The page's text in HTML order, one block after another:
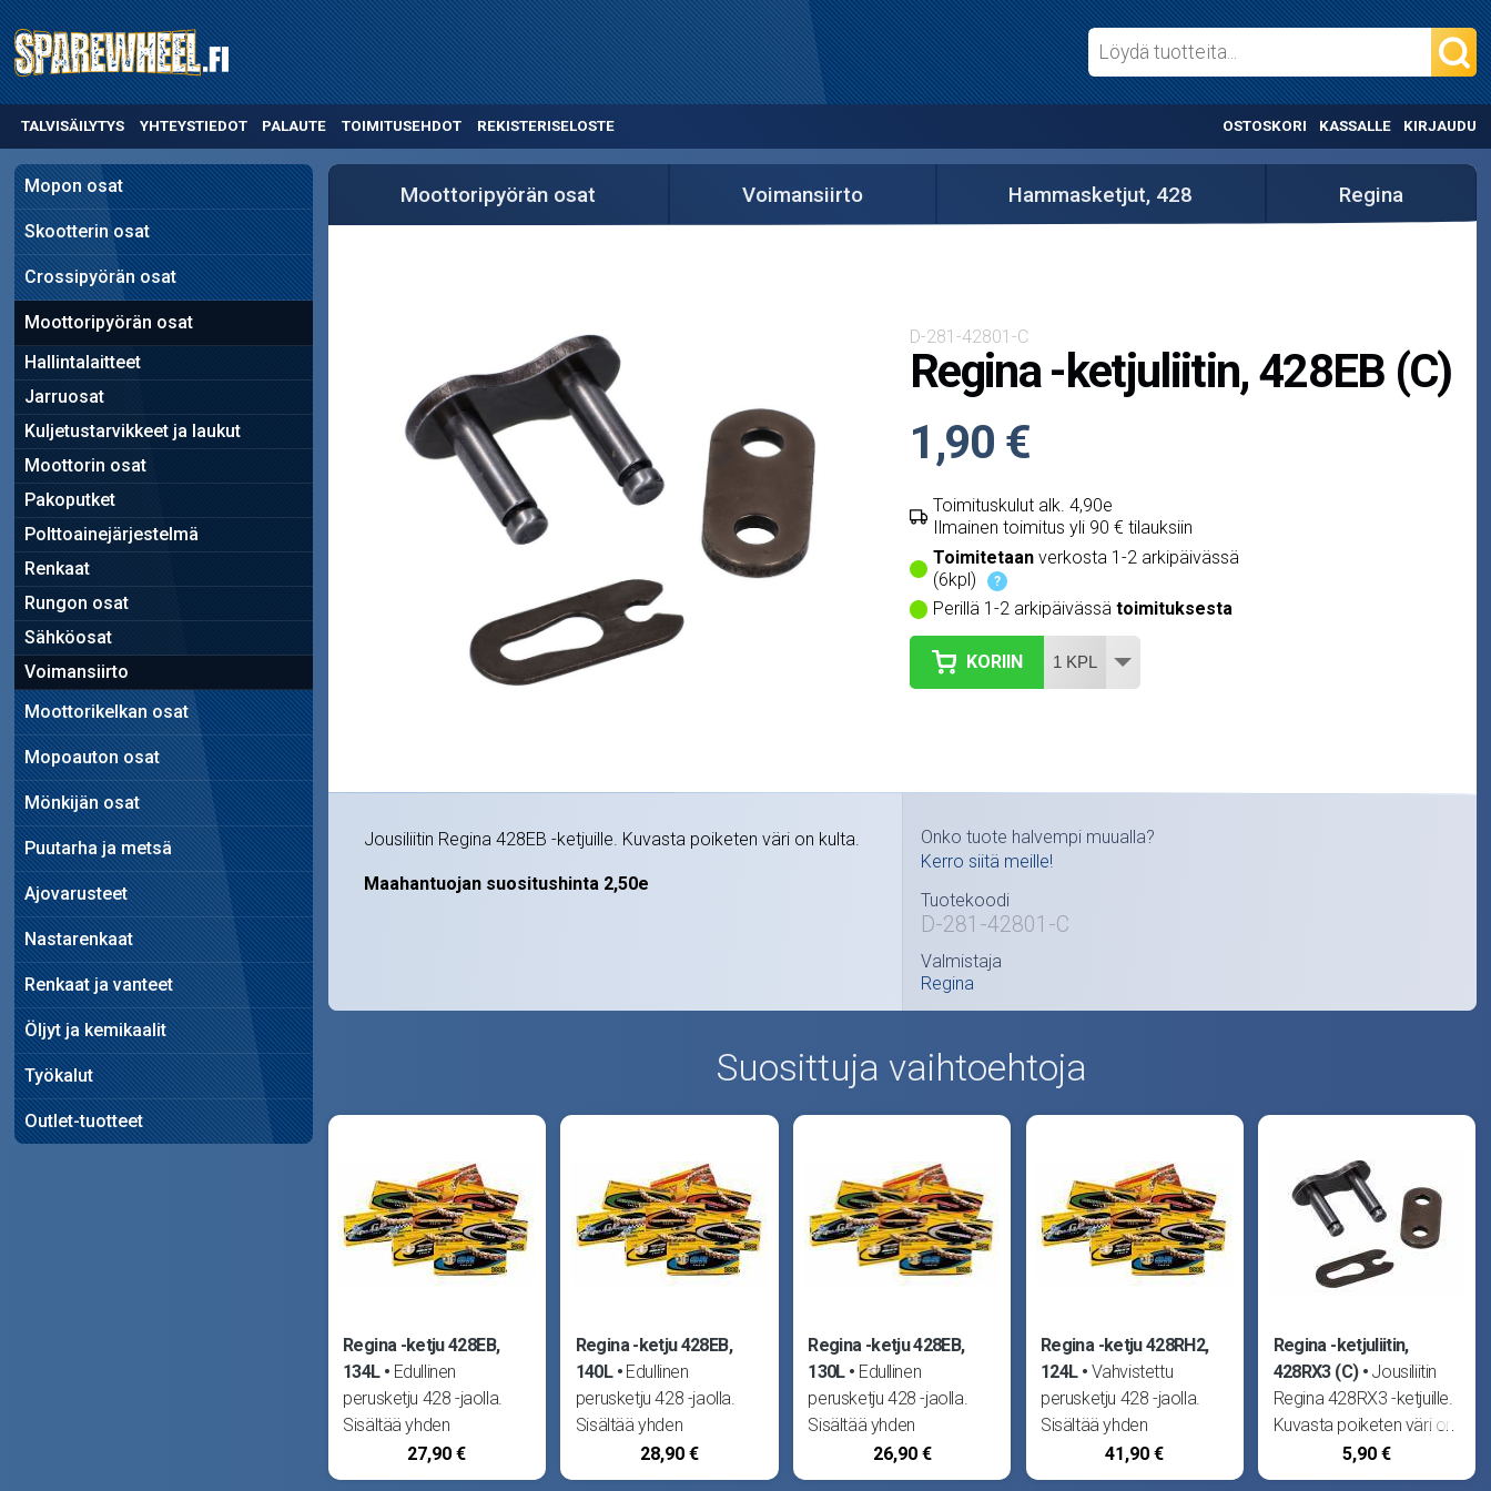
TALVISÄILYTYS YHTEYSTIEDOT PALAUTE TOIMITUSEHDOT REKISTERISELOSTE OSTOSKORI KASSALLE KIRJAUDU
Mopon osat
Skootterin osat
Crossipyörän osat
Moottoripyörän osat
Hallintalaitteet
Jarruosat
Kuljetustarvikkeet ja laukut
Moottorin osat
Pakoputket
Polttoainejärjestelmä
Renkaat
Rungon osat
Sähköosat
Voimansiirto
Moottorikelkan osat
Mopoauton osat
Mönkijän osat
Puutarha ja metsä
Ajovarusteet
Nastarenkaat
Renkaat ja vanteet
Öljyt ja kemikaalit
Työkalut
Outlet-tuotteet
Moottoripyörän osat Voimansiirto Hammasketjut, 428 Regina
D-281-42801-C
Regina -ketjuliitin, 428EB (C)
1,90 €
Toimituskulut alk. 4,90e
Ilmainen toimitus yli 90 € tilauksiin
Toimitetaanverkosta 1-2 arkipäivässä
(6kpl)
?
Perillä 1-2 arkipäivässä toimituksesta
KORIIN
Jousiliitin Regina 428EB -ketjuille. Kuvasta poiketen väri on kulta.
Maahantuojan suositushinta 2,50e
Onko tuote halvempi muualla?
Kerro siitä meille!
Tuotekoodi
D-281-42801-C
Valmistaja
Regina
Suosittuja vaihtoehtoja
Regina -ketju 428EB,
134L
Edullinen
perusketju 428 -jaolla.
Sisältää yhden
ketjuliittimen. Regina on
yksi maailman
27,90 €
Regina -ketju 428EB,
140L
Edullinen
perusketju 428 -jaolla.
Sisältää yhden
ketjuliittimen. Regina on
yksi maailman
28,90 €
Regina -ketju 428EB,
130L
Edullinen
perusketju 428 -jaolla.
Sisältää yhden
ketjuliittimen. Regina on
yksi maailman
26,90 €
Regina -ketju 428RH2,
124L
Vahvistettu
perusketju 428 -jaolla.
Sisältää yhden
ketjuliittimen. Regina on
yksi maailman
41,90 €
Regina -ketjuliitin,
428RX3 (C)
Jousiliitin
Regina 428RX3 -ketjuille.
Kuvasta poiketen väri on
5,90 €